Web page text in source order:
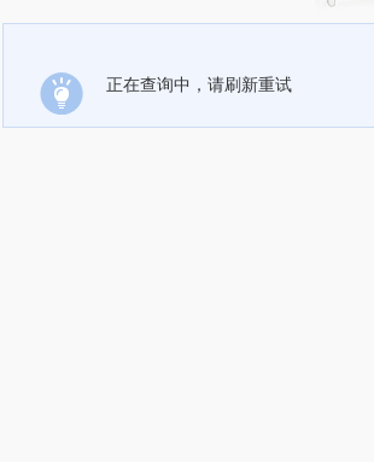
正在查询中，请刷新重试